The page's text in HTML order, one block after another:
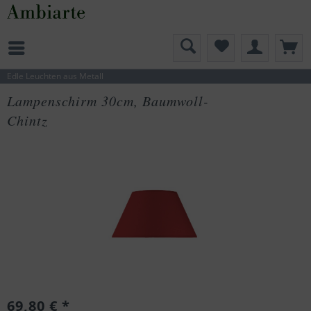
Edle Leuchten aus Metall
Lampenschirm 30cm, Baumwoll-
Chintz
69,80 € *